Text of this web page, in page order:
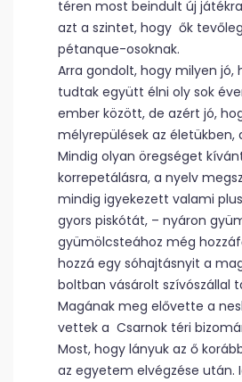
téren most beindult új
azt a szintet, hogy ők
pétanque-osoknak.
Arra gondolt, hogy milyen
tudtak együtt élni oly sok
ember között, de azért jó,
mélyrepülések az
Mindig olyan öregséget
korrepetálásra, a nyelv
mindig igyekezett valami
gyors piskótát, – nyáron
gyümölcsteához még
hozzá egy sóhajtásnyit a
boltban vásárolt szívószállal
Magának meg elővette a
vettek a Csarnok téri
Most, hogy lányuk az ő
az egyetem elvégzése után.